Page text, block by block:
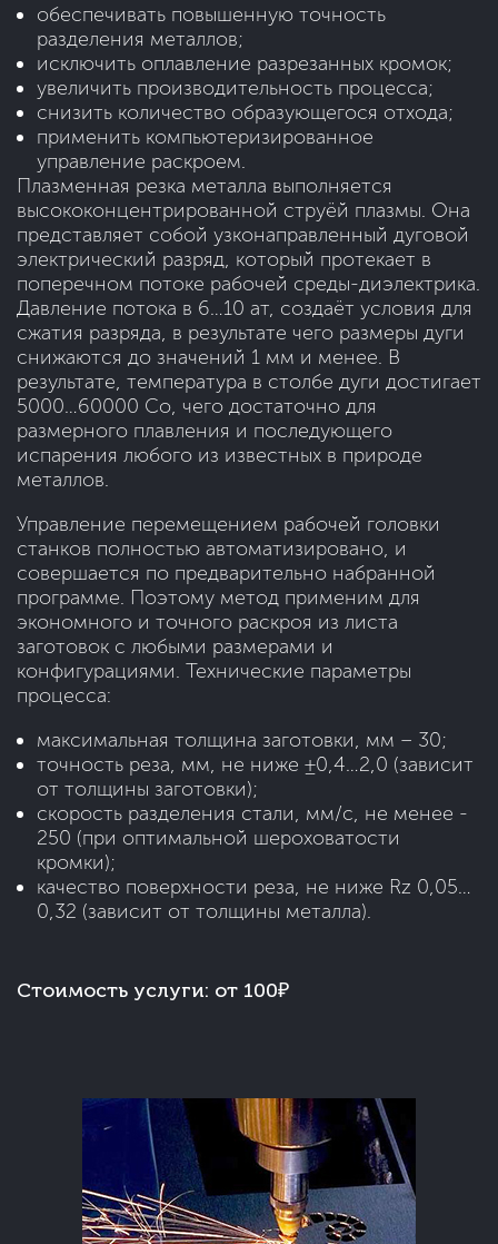
обеспечивать повышенную точность
разделения металлов;
исключить оплавление разрезанных кромок;
увеличить производительность процесса;
снизить количество образующегося отхода;
применить компьютеризированное
управление раскроем.
Плазменная резка металла выполняется
высококонцентрированной струёй плазмы. Она
представляет собой узконаправленный дуговой
электрический разряд, который протекает в
поперечном потоке рабочей среды-диэлектрика.
Давление потока в 6…10 ат, создаёт условия для
сжатия разряда, в результате чего размеры дуги
снижаются до значений 1 мм и менее. В
результате, температура в столбе дуги достигает
5000…60000 Со, чего достаточно для
размерного плавления и последующего
испарения любого из известных в природе
металлов.
Управление перемещением рабочей головки
станков полностью автоматизировано, и
совершается по предварительно набранной
программе. Поэтому метод применим для
экономного и точного раскроя из листа
заготовок с любыми размерами и
конфигурациями. Технические параметры
процесса:
максимальная толщина заготовки, мм – 30;
точность реза, мм, не ниже ±0,4…2,0 (зависит
от толщины заготовки);
cкорость разделения стали, мм/с, не менее -
250 (при оптимальной шероховатости
кромки);
качество поверхности реза, не ниже Rz 0,05…
0,32 (зависит от толщины металла).
Стоимость услуги: от 100₽